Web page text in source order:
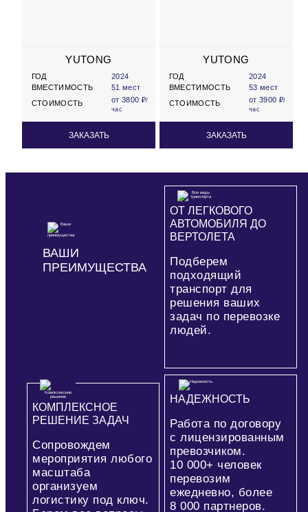
YUTONG
ГОД
2024
ВМЕСТИМОСТЬ
51 мест
СТОИМОСТЬ
от 3800 ₽/
час
ЗАКАЗАТЬ
YUTONG
ГОД
2024
ВМЕСТИМОСТЬ
53 мест
СТОИМОСТЬ
от 3900 ₽/
час
ЗАКАЗАТЬ
ВАШИ
ПРЕИМУЩЕСТВА
ОТ ЛЕГКОВОГО
АВТОМОБИЛЯ ДО
ВЕРТОЛЕТА
Подберем
подходящий
транспорт для
решения ваших
задач по перевозке
людей.
КОМПЛЕКСНОЕ
РЕШЕНИЕ ЗАДАЧ
Сопровождем
мероприятия любого
масштаба
организуем
логистику под ключ.
НАДЕЖНОСТЬ
Работа по договору
с лицензированным
превозчиком.
10 000+ человек
перевозим
ежедневно, более
8 000 партнеров.